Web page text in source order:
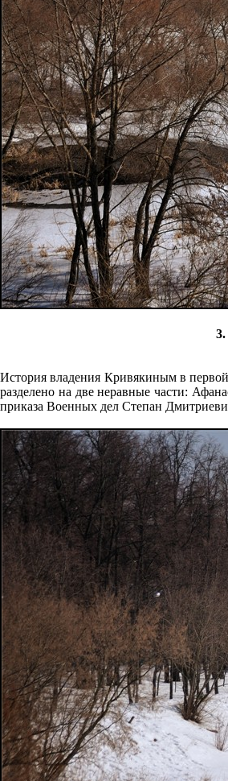
История владения Кривякиным в
разделено на две неравные части:
приказа Военных дел Степан